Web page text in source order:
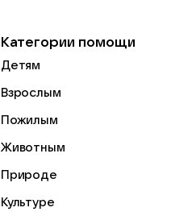
Категории помощи
Детям
Взрослым
Пожилым
Животным
Природе
Культуре